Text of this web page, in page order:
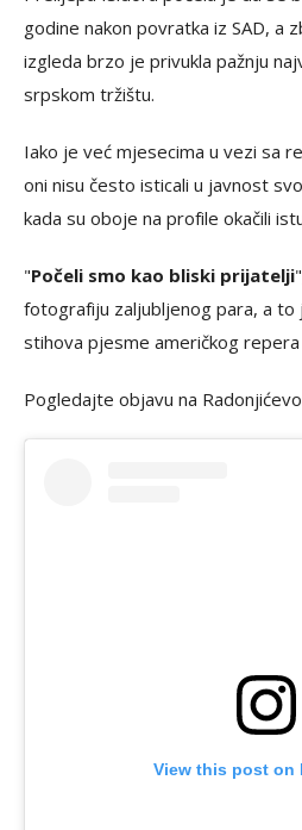
godine nakon povratka iz SAD, a
izgleda brzo je privukla pažnju
srpskom tržištu.
Iako je već mjesecima u vezi sa
oni nisu često isticali u javnost
kada su oboje na profile okačili
"Počeli smo kao bliski prijatelji
fotografiju zaljubljenog para, a to
stihova pjesme američkog repera
Pogledajte objavu na
View this post on